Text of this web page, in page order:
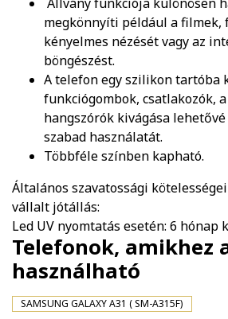
megkönnyíti például a filmek,
kényelmes nézését vagy az
böngészést.
A telefon egy szilikon tartóba
funkciógombok, csatlakozók,
hangszórók kivágása
szabad használatát.
Többféle színben kapható.
Általános szavatossági
vállalt jótállás:
Led UV nyomtatás esetén: 6 hónap
Telefonok, amikhez
használható
SAMSUNG GALAXY A31 ( SM-A315F)